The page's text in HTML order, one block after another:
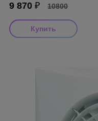
9 870 ₽ 10800